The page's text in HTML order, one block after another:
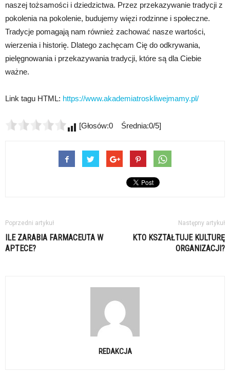
naszej tożsamości i dziedzictwa. Przez przekazywanie tradycji z
pokolenia na pokolenie, budujemy więzi rodzinne i społeczne.
Tradycje pomagają nam również zachować nasze wartości,
wierzenia i historię. Dlatego zachęcam Cię do odkrywania,
pielęgnowania i przekazywania tradycji, które są dla Ciebie
ważne.
Link tagu HTML: https://www.akademiatroskliwejmamy.pl/
[Głosów:0 Średnia:0/5]
Poprzedni artykuł
ILE ZARABIA FARMACEUTA W
APTECE?
Następny artykuł
KTO KSZTAŁTUJE KULTURĘ
ORGANIZACJI?
REDAKCJA